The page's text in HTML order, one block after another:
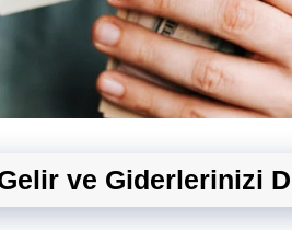
ve Giderlerinizi